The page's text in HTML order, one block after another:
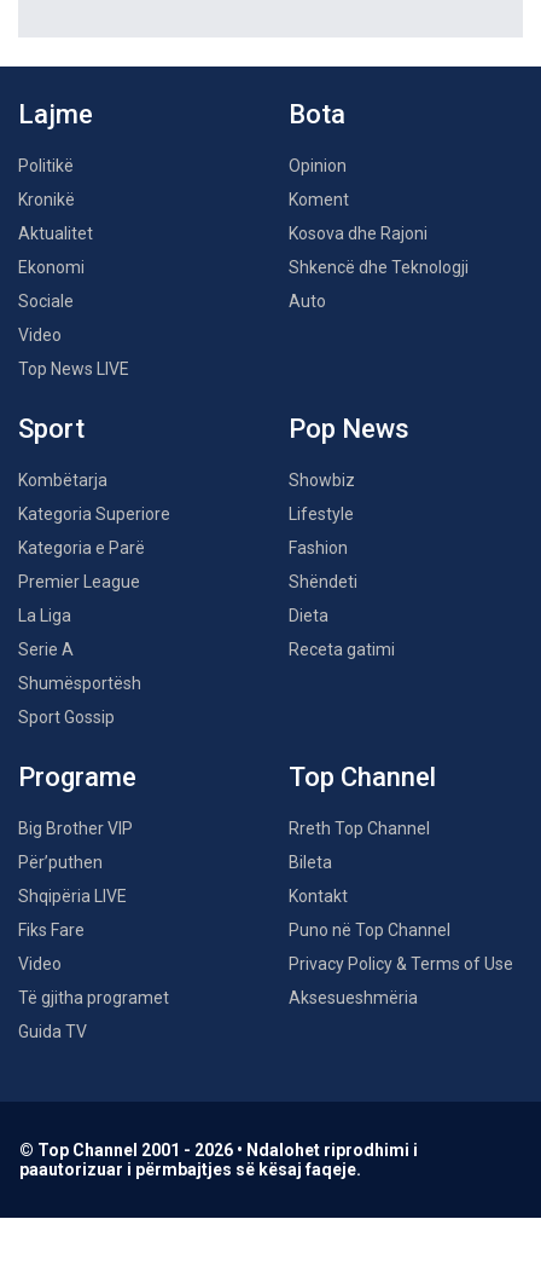
Lajme
Politikë
Kronikë
Aktualitet
Ekonomi
Sociale
Video
Top News LIVE
Bota
Opinion
Koment
Kosova dhe Rajoni
Shkencë dhe Teknologji
Auto
Sport
Kombëtarja
Kategoria Superiore
Kategoria e Parë
Premier League
La Liga
Serie A
Shumësportësh
Sport Gossip
Pop News
Showbiz
Lifestyle
Fashion
Shëndeti
Dieta
Receta gatimi
Programe
Big Brother VIP
Për’puthen
Shqipëria LIVE
Fiks Fare
Video
Të gjitha programet
Guida TV
Top Channel
Rreth Top Channel
Bileta
Kontakt
Puno në Top Channel
Privacy Policy & Terms of Use
Aksesueshmëria
© Top Channel 2001 - 2026 • Ndalohet riprodhimi i
paautorizuar i përmbajtjes së kësaj faqeje.